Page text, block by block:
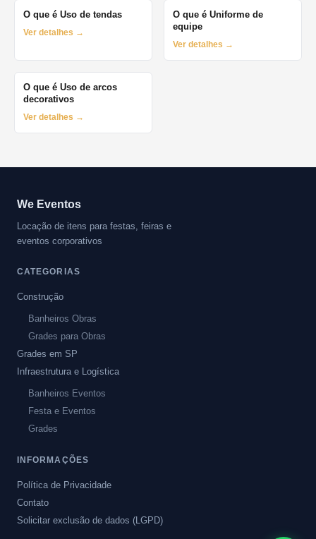
O que é Uso de tendas
Ver detalhes →
O que é Uniforme de
equipe
Ver detalhes →
O que é Uso de arcos
decorativos
Ver detalhes →
We Eventos
Locação de itens para festas, feiras e
eventos corporativos
CATEGORIAS
Construção
Banheiros Obras
Grades para Obras
Grades em SP
Infraestrutura e Logística
Banheiros Eventos
Festa e Eventos
Grades
INFORMAÇÕES
Política de Privacidade
Contato
Solicitar exclusão de dados (LGPD)